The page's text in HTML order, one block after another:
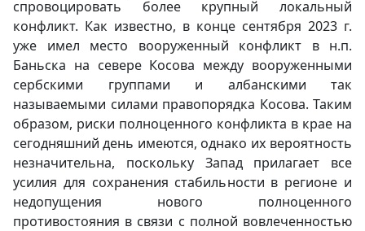
спровоцировать более крупный локальный
конфликт. Как известно, в конце сентября 2023 г.
уже имел место вооруженный конфликт в н.п.
Баньска на севере Косова между вооруженными
сербскими группами и албанскими так
называемыми силами правопорядка Косова. Таким
образом, риски полноценного конфликта в крае на
сегодняшний день имеются, однако их вероятность
незначительна, поскольку Запад прилагает все
усилия для сохранения стабильности в регионе и
недопущения нового полноценного
противостояния в связи с полной вовлеченностью